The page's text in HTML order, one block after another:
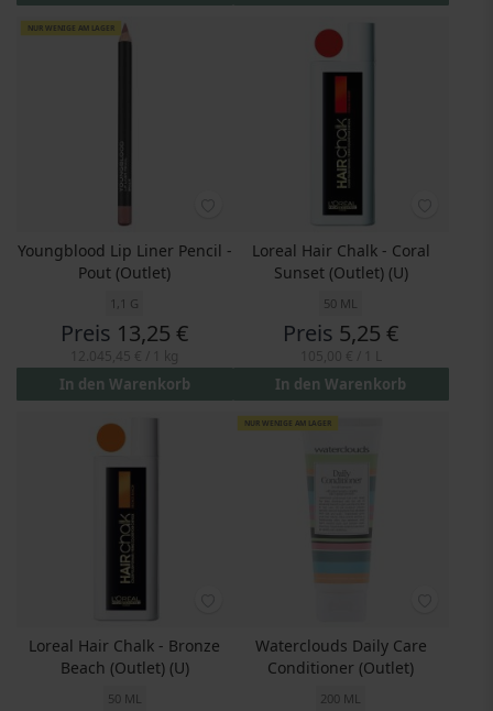
NUR WENIGE AM LAGER
Youngblood Lip Liner Pencil -
Pout (Outlet)
1,1 G
Preis 13,25 €
In den Warenkorb
Loreal Hair Chalk - Coral
Sunset (Outlet) (U)
50 ML
Preis 5,25 €
In den Warenkorb
Loreal Hair Chalk - Bronze
Beach (Outlet) (U)
50 ML
NUR WENIGE AM LAGER
Waterclouds Daily Care
Conditioner (Outlet)
200 ML